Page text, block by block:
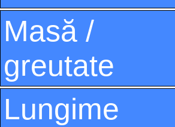
Masă /
greutate
Lungime